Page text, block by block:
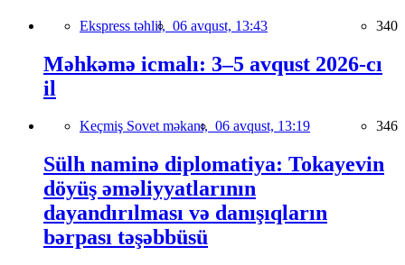
Ekspress təhlil, 06 avqust, 13:43 340
Məhkəmə icmalı: 3–5 avqust 2026-cı
il
Keçmiş Sovet məkanı, 06 avqust, 13:19 346
Sülh naminə diplomatiya: Tokayevin
döyüş əməliyyatlarının
dayandırılması və danışıqların
bərpası təşəbbüsü